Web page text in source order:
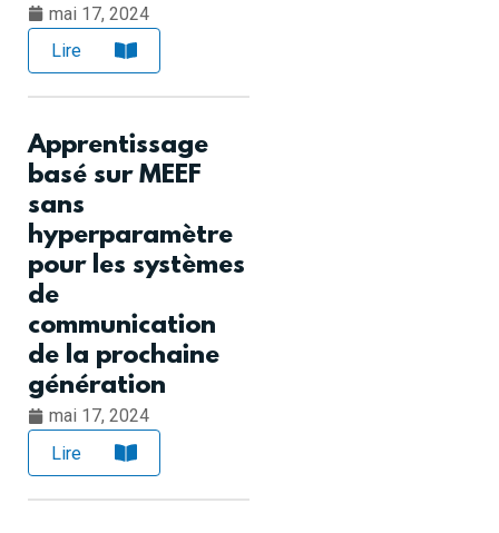
mai 17, 2024
Lire
Apprentissage
basé sur MEEF
sans
hyperparamètre
pour les systèmes
de
communication
de la prochaine
génération
mai 17, 2024
Lire